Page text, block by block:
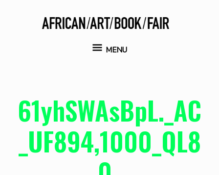
MENU
MENU
61yhSWAsBpL._AC
_UF894,1000_QL8